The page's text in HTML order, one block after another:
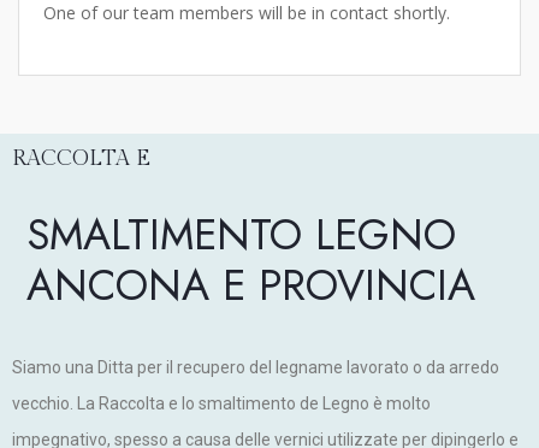
One of our team members will be in contact shortly.
RACCOLTA E
SMALTIMENTO LEGNO
ANCONA E PROVINCIA
Siamo una Ditta per il recupero del legname lavorato o da arredo
vecchio. La Raccolta e lo smaltimento de Legno è molto
impegnativo, spesso a causa delle vernici utilizzate per dipingerlo e